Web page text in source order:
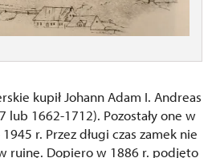
kupił Johann Adam I. Andreas
lub 1662-1712). Pozostały one w
r. Przez długi czas zamek nie
ruinę. Dopiero w 1886 r. podjęto